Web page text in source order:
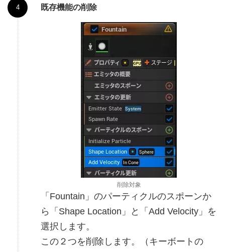
既存機能の削除
削除対象
「Fountain」のパーティクルのスポーンか
ら「Shape Location」と「Add Velocity」を
選択します。
この２つを削除します。（キーボートの